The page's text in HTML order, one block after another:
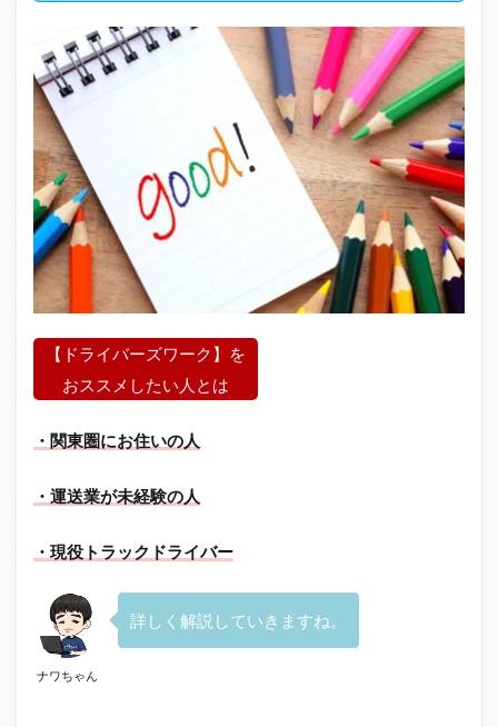
【ドライバーズワーク】を
おススメしたい人とは
・関東圏にお住いの人
・運送業が未経験の人
・現役トラックドライバー
ナワちゃん
詳しく解説していきますね。